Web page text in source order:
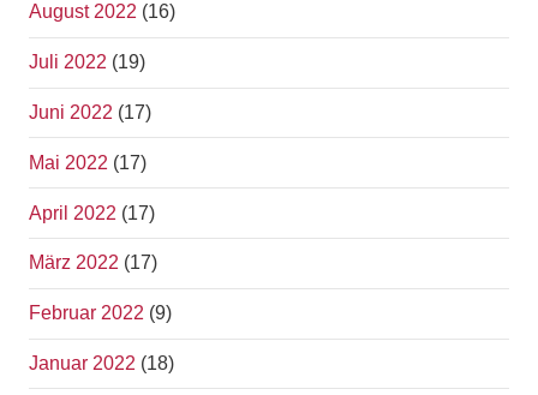
August 2022 (16)
Juli 2022 (19)
Juni 2022 (17)
Mai 2022 (17)
April 2022 (17)
März 2022 (17)
Februar 2022 (9)
Januar 2022 (18)